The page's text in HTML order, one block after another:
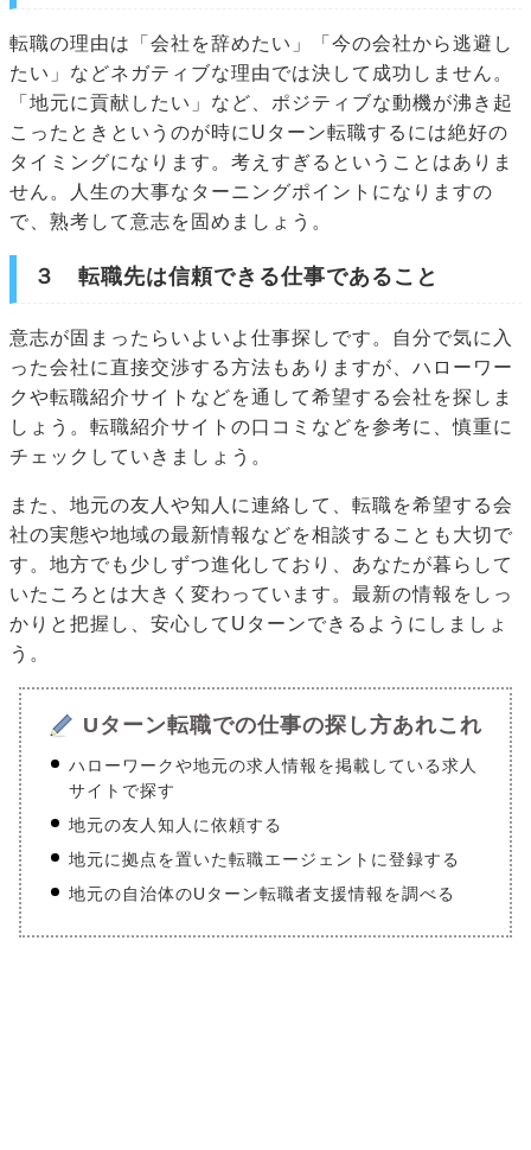
転職の理由は「会社を辞めたい」「今の会社から逃避し
たい」などネガティブな理由では決して成功しません。
「地元に貢献したい」など、ポジティブな動機が沸き起
こったときというのが時にUターン転職するには絶好の
タイミングになります。考えすぎるということはありま
せん。人生の大事なターニングポイントになりますの
で、熟考して意志を固めましょう。
３ 転職先は信頼できる仕事であること
意志が固まったらいよいよ仕事探しです。自分で気に入
った会社に直接交渉する方法もありますが、ハローワー
クや転職紹介サイトなどを通して希望する会社を探しま
しょう。転職紹介サイトの口コミなどを参考に、慎重に
チェックしていきましょう。
また、地元の友人や知人に連絡して、転職を希望する会
社の実態や地域の最新情報などを相談することも大切で
す。地方でも少しずつ進化しており、あなたが暮らして
いたころとは大きく変わっています。最新の情報をしっ
かりと把握し、安心してUターンできるようにしましょ
う。
Uターン転職での仕事の探し方あれこれ
ハローワークや地元の求人情報を掲載している求人
サイトで探す
地元の友人知人に依頼する
地元に拠点を置いた転職エージェントに登録する
地元の自治体のUターン転職者支援情報を調べる